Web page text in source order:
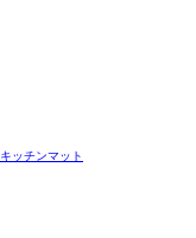
キッチンマット